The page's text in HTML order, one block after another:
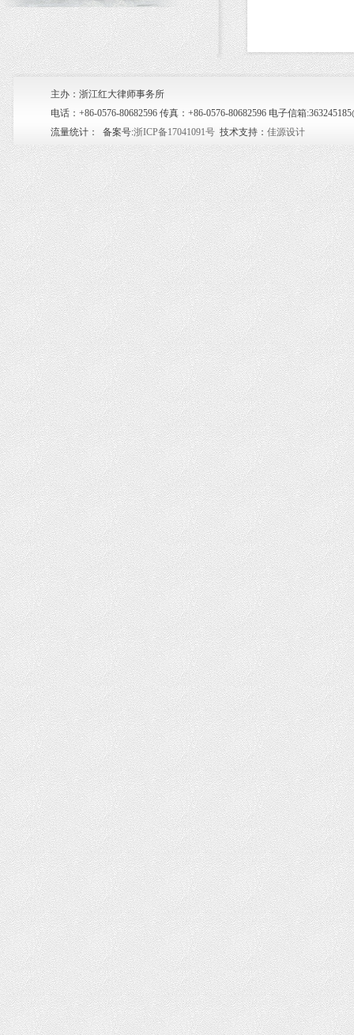
主办：浙江红大律师事务所
电话：+86-0576-80682596 传真：+86-0576-80682596 电子信箱
流量统计：
备案号:浙ICP备17041091号技术支持： 佳源设计